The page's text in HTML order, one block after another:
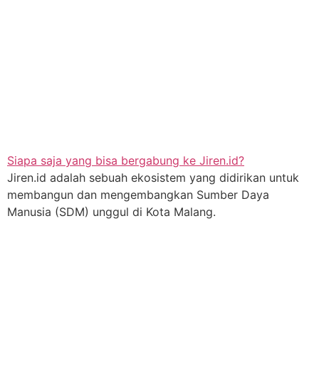
Siapa saja yang bisa bergabung ke Jiren.id?
Jiren.id adalah sebuah ekosistem yang didirikan untuk
membangun dan mengembangkan Sumber Daya
Manusia (SDM) unggul di Kota Malang.